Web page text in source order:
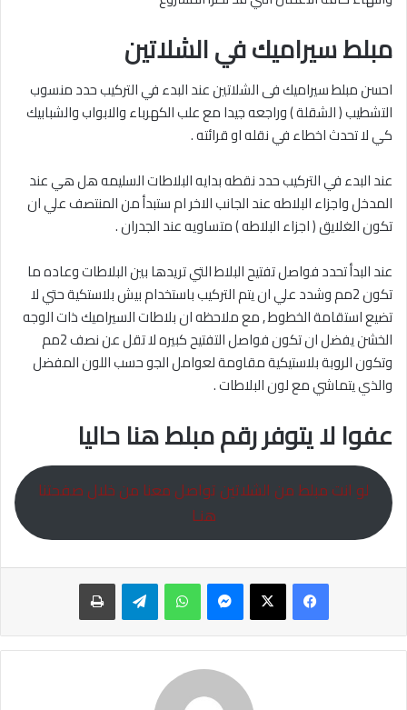
مبلط سيراميك في الشلاتين
احسن مبلط سيراميك فى الشلاتين عند البدء في التركيب حدد منسوب
التشطيب ( الشقلة ) وراجعه جيدا مع علب الكهرباء والابواب والشبابيك
كي لا تحدث اخطاء في نقله او قرائته .
عند البدء في التركيب حدد نقطه بدايه البلاطات السليمه هل هي عند
المدخل واجزاء البلاطه عند الجانب الاخر ام ستبدأ من المنتصف علي ان
تكون الغلايق ( اجزاء البلاطه ) متساويه عند الجدران .
عند البدأ تحدد فواصل تفتيح البلاط التي تريدها بين البلاطات وعاده ما
تكون 2مم وشدد علي ان يتم التركيب باستخدام بيش بلاستكية حتي لا
تضيع استقامة الخطوط , مع ملاحظه ان بلاطات السيراميك ذات الوجه
الخشن يفضل ان تكون فواصل التفتيح كبيره لا تقل عن نصف 2مم
وتكون الروبة بلاستيكية مقاومة لعوامل الجو حسب اللون المفضل
والذي يتماشي مع لون البلاطات .
عفوا لا يتوفر رقم مبلط هنا حاليا
لو انت مبلط من الشلاتين تواصل معنا من خلال صفحتنا
هنـا
ماسنجر واتساب تيلقرام طباعة